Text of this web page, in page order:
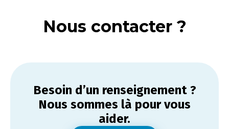
Nous contacter ?
Besoin d’un renseignement ?
Nous sommes là pour vous
aider.